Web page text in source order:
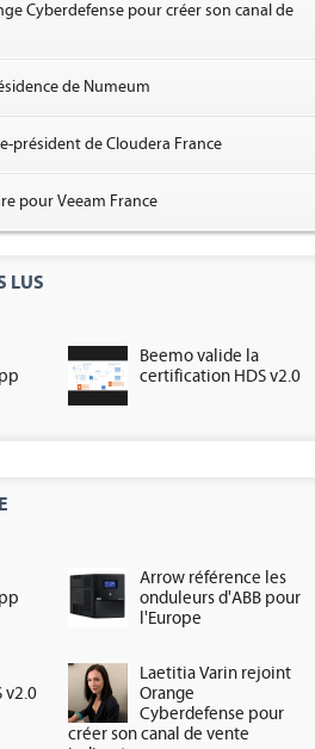
Cyberdefense pour créer son canal de
de Numeum
président de Cloudera France
pour Veeam France
LUS
Beemo valide la
certification HDS v2.0
Arrow référence les
onduleurs d'ABB pour
l'Europe
v2.0
Laetitia Varin rejoint
Orange
Cyberdefense pour
créer son canal de vente